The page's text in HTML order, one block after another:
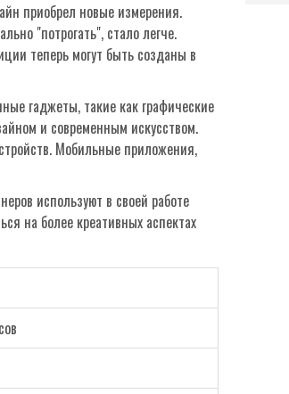
приобрел новые измерения.
"потрогать", стало легче.
теперь могут быть созданы в
гаджеты, такие как графические
и современным искусством.
Мобильные приложения,
используют в своей работе
на более креативных аспектах